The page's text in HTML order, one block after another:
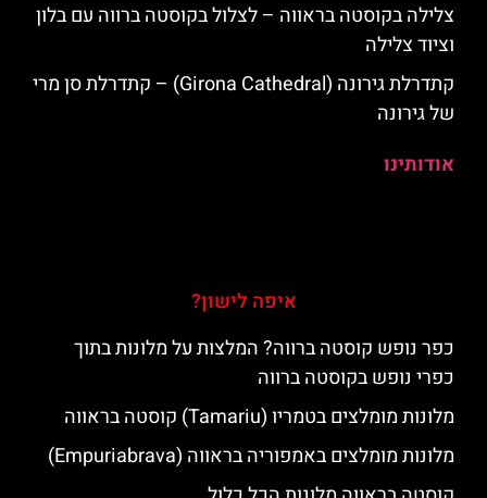
צלילה בקוסטה בראווה – לצלול בקוסטה ברווה עם בלון
וציוד צלילה
קתדרלת גירונה (Girona Cathedral) – קתדרלת סן מרי
של גירונה
אודותינו
איפה לישון?
כפר נופש קוסטה ברווה? המלצות על מלונות בתוך
כפרי נופש בקוסטה ברווה
מלונות מומלצים בטמריו (Tamariu) קוסטה בראווה
מלונות מומלצים באמפוריה בראווה (Empuriabrava)